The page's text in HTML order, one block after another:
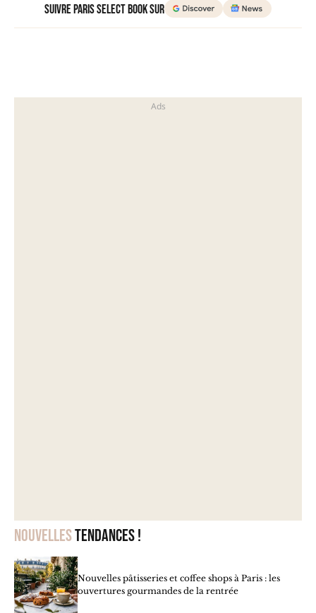
Nouvellestendances !
Nouvelles pâtisseries et coffee shops à Paris : les
ouvertures gourmandes de la rentrée
Suivre Paris Select Book sur